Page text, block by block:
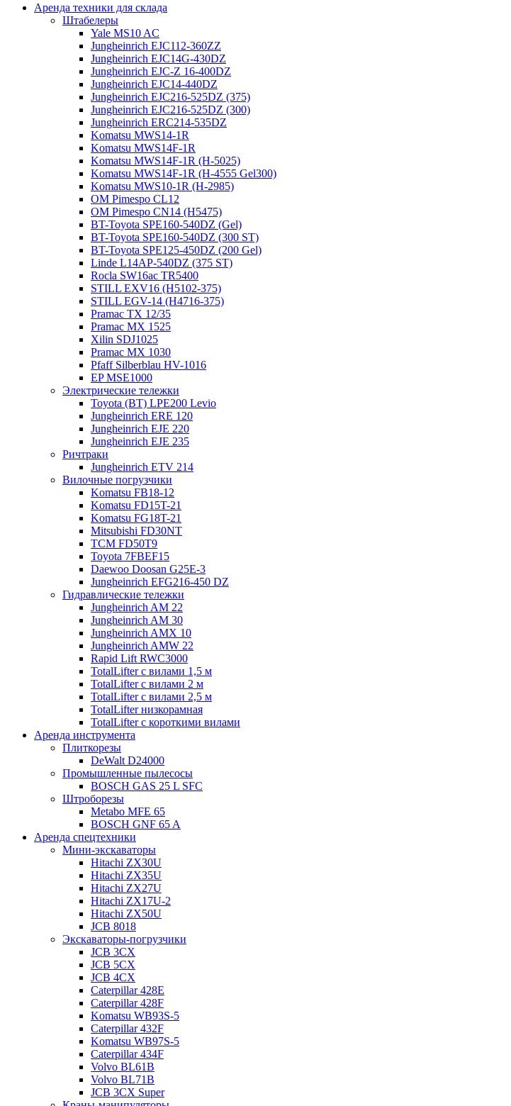
Аренда техники для склада
Штабелеры
Yale MS10 AC
Jungheinrich EJC112-360ZZ
Jungheinrich EJC14G-430DZ
Jungheinrich EJC-Z 16-400DZ
Jungheinrich EJC14-440DZ
Jungheinrich EJC216-525DZ (375)
Jungheinrich EJC216-525DZ (300)
Jungheinrich ERC214-535DZ
Komatsu MWS14-1R
Komatsu MWS14F-1R
Komatsu MWS14F-1R (H-5025)
Komatsu MWS14F-1R (H-4555 Gel300)
Komatsu MWS10-1R (Н-2985)
OM Pimespo CL12
OM Pimespo CN14 (Н5475)
BT-Toyota SPE160-540DZ (Gel)
BT-Toyota SPE160-540DZ (300 ST)
BT-Toyota SPE125-450DZ (200 Gel)
Linde L14AP-540DZ (375 ST)
Rocla SW16ac TR5400
STILL EXV16 (H5102-375)
STILL EGV-14 (H4716-375)
Pramac TX 12/35
Pramac MX 1525
Xilin SDJ1025
Pramac MX 1030
Pfaff Silberblau HV-1016
EP MSE1000
Электрические тележки
Toyota (BT) LPE200 Levio
Jungheinrich ERE 120
Jungheinrich EJE 220
Jungheinrich EJE 235
Ричтраки
Jungheinrich ETV 214
Вилочные погрузчики
Komatsu FB18-12
Komatsu FD15T-21
Komatsu FG18T-21
Mitsubishi FD30NT
TCM FD50T9
Toyota 7FBEF15
Daewoo Doosan G25E-3
Jungheinrich EFG216-450 DZ
Гидравлические тележки
Jungheinrich AM 22
Jungheinrich AM 30
Jungheinrich AMX 10
Jungheinrich AMW 22
Rapid Lift RWC3000
TotalLifter с вилами 1,5 м
TotalLifter с вилами 2 м
TotalLifter с вилами 2,5 м
TotalLifter низкорамная
TotalLifter с короткими вилами
Аренда инструмента
Плиткорезы
DeWalt D24000
Промышленные пылесосы
BOSCH GAS 25 L SFC
Штроборезы
Metabo MFE 65
BOSCH GNF 65 A
Аренда спецтехники
Мини-экскаваторы
Hitachi ZX30U
Hitachi ZX35U
Hitachi ZX27U
Hitachi ZX17U-2
Hitachi ZX50U
JCB 8018
Экскаваторы-погрузчики
JCB 3CX
JCB 5CX
JCB 4CX
Caterpillar 428E
Caterpillar 428F
Komatsu WB93S-5
Caterpillar 432F
Komatsu WB97S-5
Caterpillar 434F
Volvo BL61B
Volvo BL71B
JCB 3CX Super